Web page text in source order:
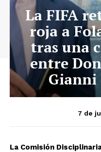
La FIFA
roja a
tras una
entre
7 de
La Comisión